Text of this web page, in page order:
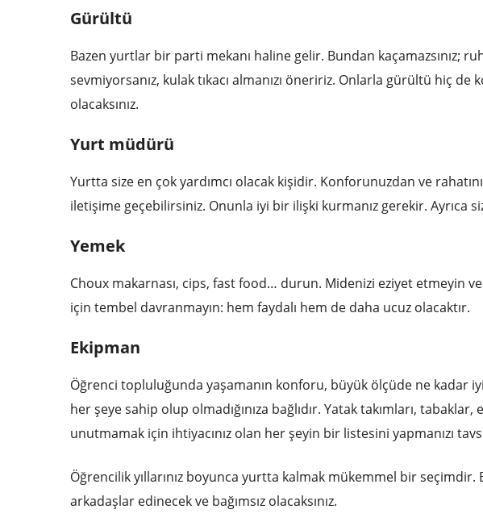
Gürültü
Bazen yurtlar bir parti mekanı haline gelir. Bundan kaçamazsınız;
sevmiyorsanız, kulak tıkacı almanızı öneririz. Onlarla gürültü hiç
olacaksınız.
Yurt müdürü
Yurtta size en çok yardımcı olacak kişidir. Konforunuzdan ve
iletişime geçebilirsiniz. Onunla iyi bir ilişki kurmanız gerekir. Ayrıca
Yemek
Choux makarnası, cips, fast food… durun. Midenizi eziyet etmeyin
için tembel davranmayın: hem faydalı hem de daha ucuz olacaktır.
Ekipman
Öğrenci topluluğunda yaşamanın konforu, büyük ölçüde ne kadar
her şeye sahip olup olmadığınıza bağlıdır. Yatak takımları,
unutmamak için ihtiyacınız olan her şeyin bir listesini yapmanızı
Öğrencilik yıllarınız boyunca yurtta kalmak mükemmel bir seçimdir.
arkadaşlar edinecek ve bağımsız olacaksınız.